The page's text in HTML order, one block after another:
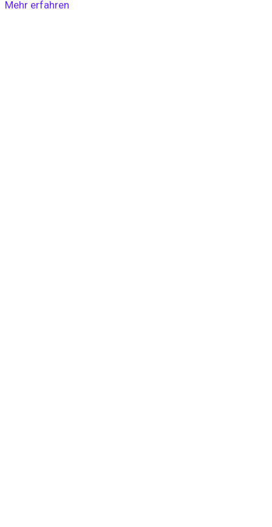
Mehr erfahren